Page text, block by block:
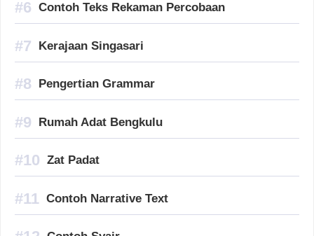
Contoh Teks Rekaman Percobaan
Kerajaan Singasari
Pengertian Grammar
Rumah Adat Bengkulu
Zat Padat
Contoh Narrative Text